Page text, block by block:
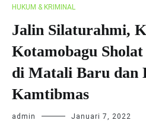
HUKUM & KRIMINAL
Jalin Silaturahmi,
Kotamobagu
di Matali Baru dan
Kamtibmas
admin Januari 7, 2022